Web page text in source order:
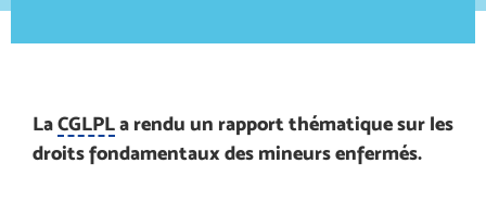
LaCGLPLa rendu un rapport thématique sur les
droits fondamentaux des mineurs enfermés.